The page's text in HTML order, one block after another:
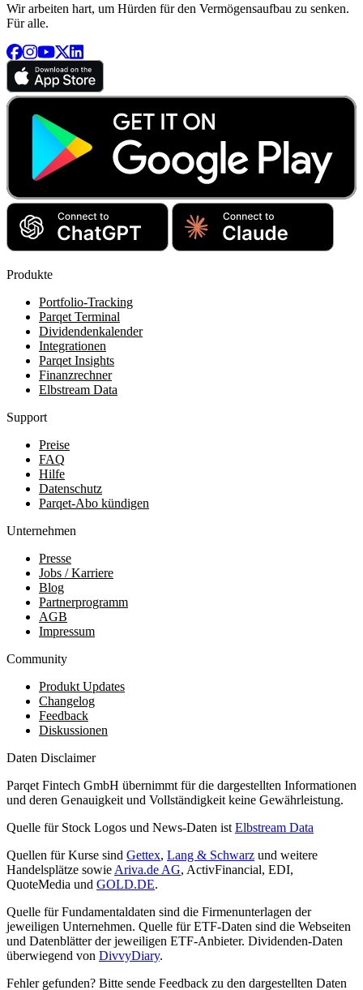
Wir arbeiten hart, um Hürden für den Vermögensaufbau zu senken.
Für alle.
Produkte
Portfolio-Tracking
Parqet Terminal
Dividendenkalender
Integrationen
Parqet Insights
Finanzrechner
Elbstream Data
Support
Preise
FAQ
Hilfe
Datenschutz
Parqet-Abo kündigen
Unternehmen
Presse
Jobs / Karriere
Blog
Partnerprogramm
AGB
Impressum
Community
Produkt Updates
Changelog
Feedback
Diskussionen
Daten Disclaimer
Parqet Fintech GmbH übernimmt für die dargestellten Informationen
und deren Genauigkeit und Vollständigkeit keine Gewährleistung.
Quelle für Stock Logos und News-Daten ist Elbstream Data
Quellen für Kurse sind Gettex, Lang & Schwarz und weitere
Handelsplätze sowie Ariva.de AG, ActivFinancial, EDI,
QuoteMedia und GOLD.DE.
Quelle für Fundamentaldaten sind die Firmenunterlagen der
jeweiligen Unternehmen. Quelle für ETF-Daten sind die Webseiten
und Datenblätter der jeweiligen ETF-Anbieter. Dividenden-Daten
überwiegend von DivvyDiary.
Fehler gefunden? Bitte sende Feedback zu den dargestellten Daten